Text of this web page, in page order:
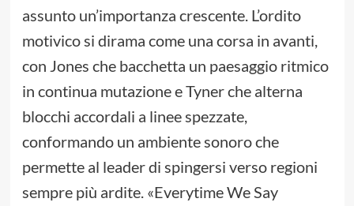
assunto un’importanza crescente. L’ordito
motivico si dirama come una corsa in avanti,
con Jones che bacchetta un paesaggio ritmico
in continua mutazione e Tyner che alterna
blocchi accordali a linee spezzate,
conformando un ambiente sonoro che
permette al leader di spingersi verso regioni
sempre più ardite. «Everytime We Say